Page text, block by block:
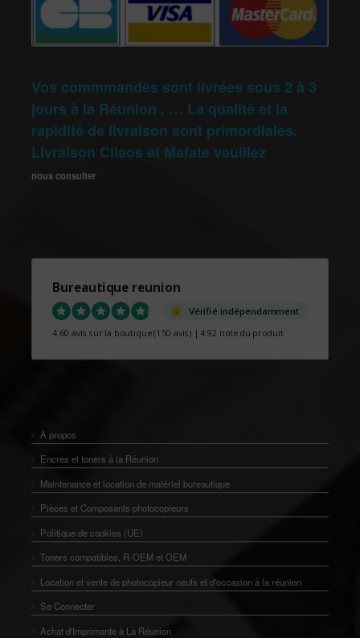
Vos commmandes sont livrées sous 2 à 3
jours à la Réunion . … La qualité et la
rapidité de livraison sont primordiales.
Livraison Cilaos et Mafate veuillez
nous consulter
Bureautique reunion
Vérifié indépendamment
4.60 avis sur la boutique(150 avis) |4.92 note du produit
À propos
Encres et toners à la Réunion
Maintenance et location de matériel bureautique
Pièces et Composants photocopieurs
Politique de cookies (UE)
Toners compatibles, R-OEM et OEM
Location et vente de photocopieur neufs et d'occasion à la réunion
Se Connecter
Achat d'Imprimante à La Réunion